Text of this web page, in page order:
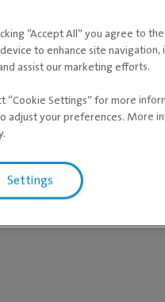
“Accept All” you agree to
to enhance site
assist our marketing efforts.
“Cookie Settings” for more
adjust your preferences. More
Settings